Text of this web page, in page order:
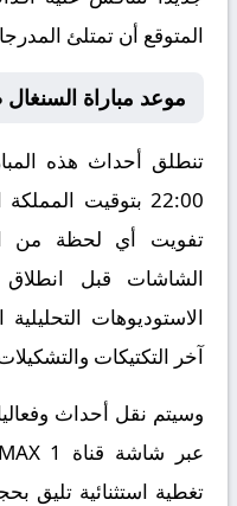
المتوقع أن تمتلئ
موعد مباراة
تنطلق أحداث هذه
22:00 بتوقيت
تفويت أي لحظة من
الشاشات قبل
الاستوديوهات
آخر التكتيكات
​وسيتم نقل أحداث
تغطية استثنائية تليق